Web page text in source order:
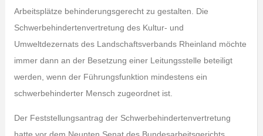
Arbeitsplätze behinderungsgerecht zu gestalten.
Die
Schwerbehindertenvertretung des Kultur- und
Umweltdezernats des Landschaftsverbands Rheinland möchte
immer dann an der Besetzung einer Leitungsstelle beteiligt
werden, wenn der Führungsfunktion mindestens ein
schwerbehinderter Mensch zugeordnet ist.
Der Feststellungsantrag der Schwerbehindertenvertretung